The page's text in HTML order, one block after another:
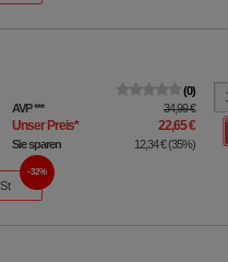
0
AVP*** 34,99 €
Unser Preis* 22,65 €
Sie sparen 12,34 €(35%)
32%